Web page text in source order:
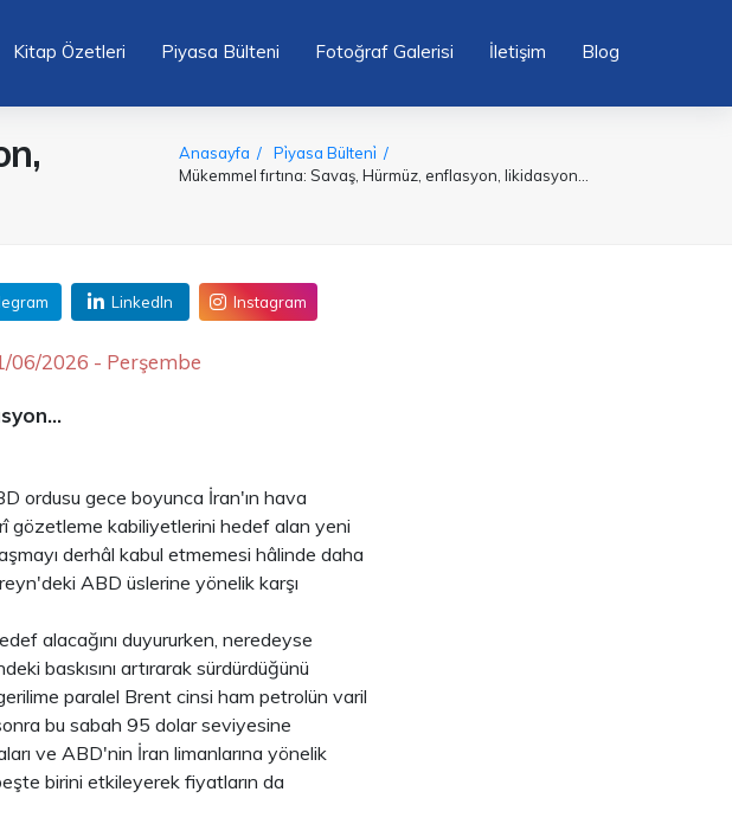
Kitap Özetleri Piyasa Bülteni Fotoğraf Galerisi İletişim Blog
Anasayfa
Pi̇yasa Bülteni̇
Mükemmel fırtına: Savaş, Hürmüz, enflasyon, likidasyon...
LinkedIn Instagram
06/2026 - Perşembe
ordusu gece boyunca İran'ın hava
gözetleme kabiliyetlerini hedef alan yeni
derhâl kabul etmemesi hâlinde daha
ABD üslerine yönelik karşı
alacağını duyururken, neredeyse
baskısını artırarak sürdürdüğünü
paralel Brent cinsi ham petrolün varil
bu sabah 95 dolar seviyesine
ve ABD'nin İran limanlarına yönelik
birini etkileyerek fiyatların da